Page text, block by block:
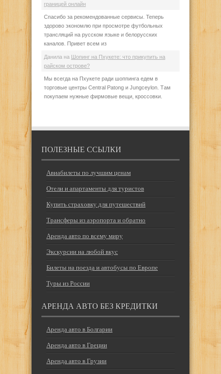
границей онлайн
Спасибо за рекомендованные сервисы. Теперь
здорово экономлю при просмотре футбольных
трансляций на русском языке и белорусских
каналов. Привет всем из
Данила на Шопинг на Пхукете: что прикупить на
райском острове?
Мы всегда на Пхукете ради шоппинга едем в
торговые центры Central Patong и Jungceylon. Там
покупаем нужные фирмовые вещи, кроссовки.
ПОЛЕЗНЫЕ ССЫЛКИ
Авиабилеты по лучшим ценам
Отели и апартаменты для туристов
Купить страховку для путешествий
Трансферы из аэропорта и обратно
Аренда авто по всему миру
Экскурсии на любой вкус
Билеты на поезда и автобусы по Европе
Туры из России
АРЕНДА АВТО БЕЗ КРЕДИТКИ
Аренда авто в Болгарии
Аренда авто в Греции
Аренда авто в Грузии